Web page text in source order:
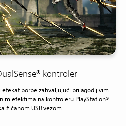
kontroler
efekat borbe zahvaljujući prilagodljivim
efektima na kontroleru PlayStation®
žičanom USB vezom.